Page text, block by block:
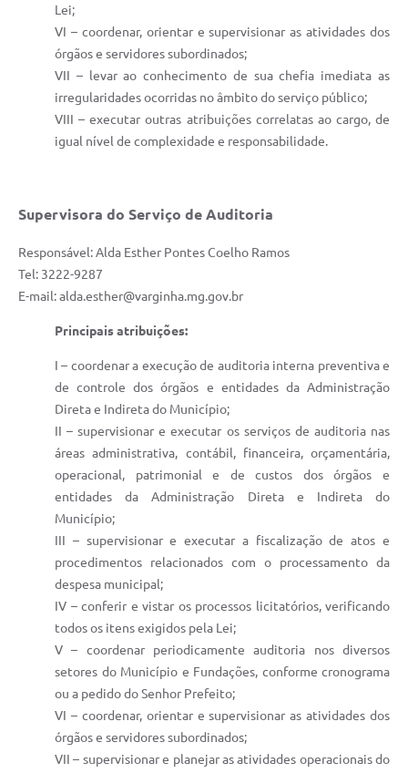
Lei;
VI – coordenar, orientar e supervisionar as atividades dos
órgãos e servidores subordinados;
VII – levar ao conhecimento de sua chefia imediata as
irregularidades ocorridas no âmbito do serviço público;
VIII – executar outras atribuições correlatas ao cargo, de
igual nível de complexidade e responsabilidade.
Supervisora do Serviço de Auditoria
Responsável: Alda Esther Pontes Coelho Ramos
Tel: 3222-9287
E-mail: alda.esther@varginha.mg.gov.br
Principais atribuições:
I – coordenar a execução de auditoria interna preventiva e
de controle dos órgãos e entidades da Administração
Direta e Indireta do Município;
II – supervisionar e executar os serviços de auditoria nas
áreas administrativa, contábil, financeira, orçamentária,
operacional, patrimonial e de custos dos órgãos e
entidades da Administração Direta e Indireta do
Município;
III – supervisionar e executar a fiscalização de atos e
procedimentos relacionados com o processamento da
despesa municipal;
IV – conferir e vistar os processos licitatórios, verificando
todos os itens exigidos pela Lei;
V – coordenar periodicamente auditoria nos diversos
setores do Município e Fundações, conforme cronograma
ou a pedido do Senhor Prefeito;
VI – coordenar, orientar e supervisionar as atividades dos
órgãos e servidores subordinados;
VII – supervisionar e planejar as atividades operacionais do